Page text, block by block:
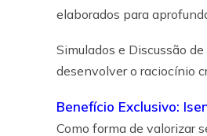
elaborados para
Simulados e Discussão
desenvolver o raciocínio
Benefício Exclusivo:
Como forma de valorizar